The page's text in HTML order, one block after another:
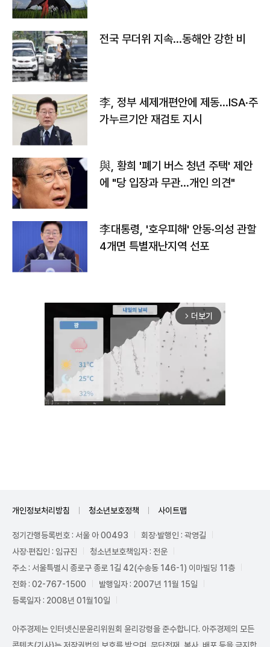
전국 무더위 지속…동해안 강한 비
李, 정부 세제개편안에 제동…ISA·주
가누르기안 재검토 지시
與, 황희 '폐기 버스 청년 주택' 제안
에 "당 입장과 무관…개인 의견"
李대통령, '호우피해' 안동·의성 관할
4개면 특별재난지역 선포
arrow_forward_ios 더보기
개인정보처리방침 청소년보호정책 사이트맵
정기간행등록번호 : 서울 아 00493
회장·발행인 : 곽영길
사장·편집인 : 임규진
청소년보호책임자 : 전운
주소 : 서울특별시 종로구 종로 1길 42(수송동 146-1) 이마빌딩 11층
전화 : 02-767-1500
발행일자 : 2007년 11월 15일
등록일자 : 2008년 01월10일
아주경제는 인터넷신문윤리위원회 윤리강령을 준수합니다. 아주경제의 모든